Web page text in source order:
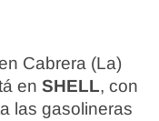
Cabrera (La)
en SHELL, con
las gasolineras